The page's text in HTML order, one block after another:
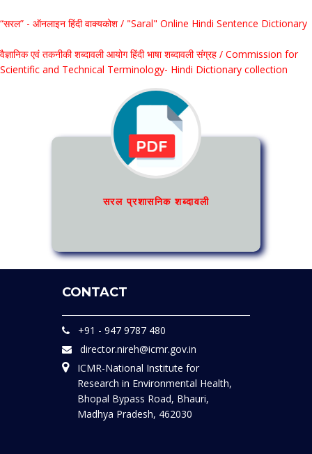
“सरल” - ऑनलाइन हिंदी वाक्यकोश / "Saral" Online Hindi Sentence Dictionary
वैज्ञानिक एवं तकनीकी शब्दावली आयोग हिंदी भाषा शब्दावली संग्रह / Commission for
Scientific and Technical Terminology- Hindi Dictionary collection
सरल प्रशासनिक शब्दावली
CONTACT
+91 - 947 9787 480
director.nireh@icmr.gov.in
ICMR-National Institute for
Research in Environmental Health,
Bhopal Bypass Road, Bhauri,
Madhya Pradesh, 462030